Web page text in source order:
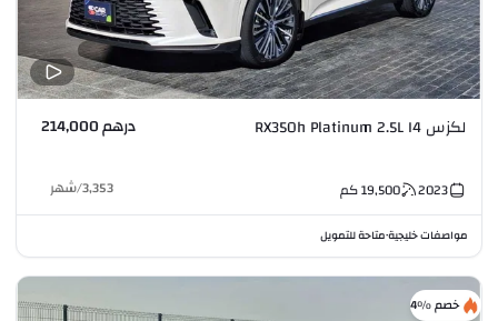
لكزس RX350h Platinum 2.5L I4 درهم 214,000
2023
19,500كم 3,353
/شهر
مواصفات خليجية•متاحة للتمويل
خصم %4